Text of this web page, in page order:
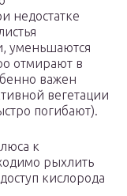
недостатке
уменьшаются
отмирают в
важен
вегетации
погибают).
к
рыхлить
кислорода